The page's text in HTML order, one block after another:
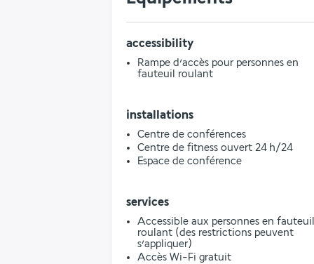
accessibility
Rampe d’accès pour personnes en
fauteuil roulant
installations
Centre de conférences
Centre de fitness ouvert 24 h/24
Espace de conférence
services
Accessible aux personnes en fauteuil
roulant (des restrictions peuvent
s’appliquer)
Accès Wi-Fi gratuit